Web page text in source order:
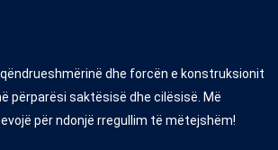
dhe forcën e konstruksionit
përparësi saktësisë dhe cilësisë. Më
për ndonjë rregullim të mëtejshëm!